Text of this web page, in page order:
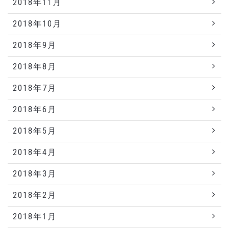
2018年11月
2018年10月
2018年9月
2018年8月
2018年7月
2018年6月
2018年5月
2018年4月
2018年3月
2018年2月
2018年1月